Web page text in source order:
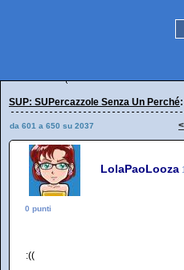
SUP: SUPercazzole Senza Un Perché
da 601 a 650 su 2037 <
LolaPaoLooza
0 punti
:((